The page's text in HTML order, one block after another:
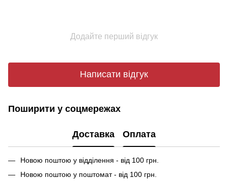
Додайте перший відгук
Написати відгук
Поширити у соцмережах
Доставка Оплата
Новою поштою у відділення - від 100 грн.
Новою поштою у поштомат - від 100 грн.